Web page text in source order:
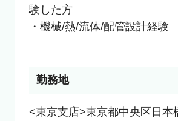
験した方
・機械/熱/流体/配管設計経験
勤務地
<東京支店>東京都中央区日本